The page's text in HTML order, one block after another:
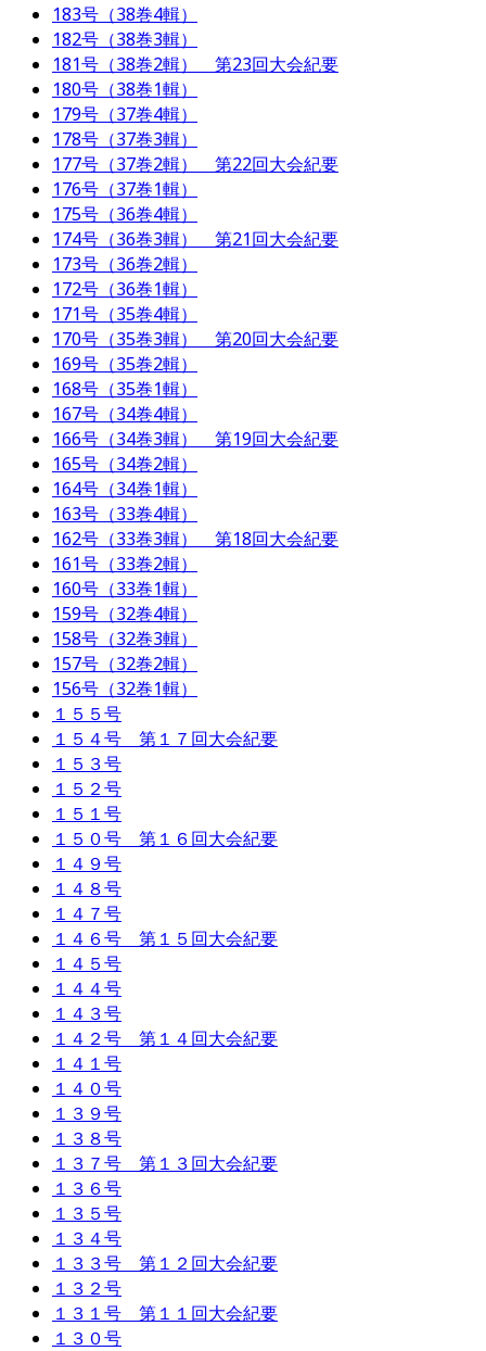
183号（38巻4輯）
182号（38巻3輯）
181号（38巻2輯） 第23回大会紀要
180号（38巻1輯）
179号（37巻4輯）
178号（37巻3輯）
177号（37巻2輯） 第22回大会紀要
176号（37巻1輯）
175号（36巻4輯）
174号（36巻3輯） 第21回大会紀要
173号（36巻2輯）
172号（36巻1輯）
171号（35巻4輯）
170号（35巻3輯） 第20回大会紀要
169号（35巻2輯）
168号（35巻1輯）
167号（34巻4輯）
166号（34巻3輯） 第19回大会紀要
165号（34巻2輯）
164号（34巻1輯）
163号（33巻4輯）
162号（33巻3輯） 第18回大会紀要
161号（33巻2輯）
160号（33巻1輯）
159号（32巻4輯）
158号（32巻3輯）
157号（32巻2輯）
156号（32巻1輯）
１５５号
１５４号 第１７回大会紀要
１５３号
１５２号
１５１号
１５０号 第１６回大会紀要
１４９号
１４８号
１４７号
１４６号 第１５回大会紀要
１４５号
１４４号
１４３号
１４２号 第１４回大会紀要
１４１号
１４０号
１３９号
１３８号
１３７号 第１３回大会紀要
１３６号
１３５号
１３４号
１３３号 第１２回大会紀要
１３２号
１３１号 第１１回大会紀要
１３０号